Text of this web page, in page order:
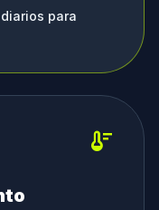
para
thermostat